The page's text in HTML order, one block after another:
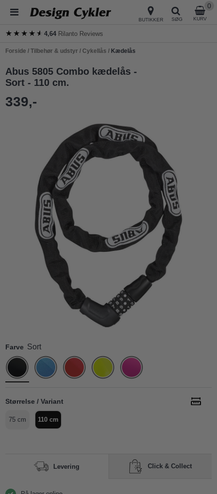
BUTIKKER SØG KURV
0
★★★★★
★★★★★4,64 Rilanto Reviews
Forside /Tilbehør & udstyr /Cykellås / Kædelås
Abus 5805 Combo kædelås -
Sort - 110 cm.
339,-
Farve Sort
Størrelse / Variant
75 cm 110 cm
Levering Click & Collect